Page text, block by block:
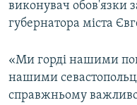
виконувач обов'язки
губернатора міста
«Ми горді нашими
нашими
справжньому